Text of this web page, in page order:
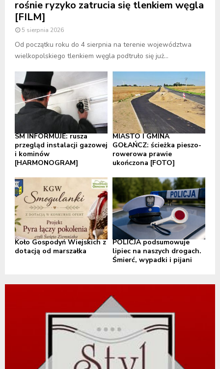
rośnie ryzyko zatrucia się tlenkiem węgla
[FILM]
5 sierpnia 2026
Od początku roku do 4 sierpnia na terenie województwa
wielkopolskiego tlenkiem węgla podtruło się już...
SM INFORMUJE: rusza
przegląd instalacji gazowej
i kominów
[HARMONOGRAM]
MIASTO I GMINA
GOŁAŃCZ: ścieżka pieszo-
rowerowa prawie
ukończona [FOTO]
Koło Gospodyń Wiejskich z
dotacją od marszałka
POLICJA podsumowuje
lipiec na naszych drogach.
Śmierć, wypadki i pijani